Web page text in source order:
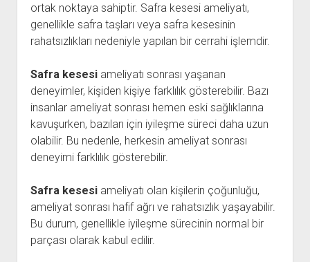
ortak noktaya sahiptir. Safra kesesi ameliyatı,
genellikle safra taşları veya safra kesesinin
rahatsızlıkları nedeniyle yapılan bir cerrahi işlemdir.
Safra kesesiameliyatı sonrası yaşanan
deneyimler, kişiden kişiye farklılık gösterebilir. Bazı
insanlar ameliyat sonrası hemen eski sağlıklarına
kavuşurken, bazıları için iyileşme süreci daha uzun
olabilir. Bu nedenle, herkesin ameliyat sonrası
deneyimi farklılık gösterebilir.
Safra kesesiameliyatı olan kişilerin çoğunluğu,
ameliyat sonrası hafif ağrı ve rahatsızlık yaşayabilir.
Bu durum, genellikle iyileşme sürecinin normal bir
parçası olarak kabul edilir.